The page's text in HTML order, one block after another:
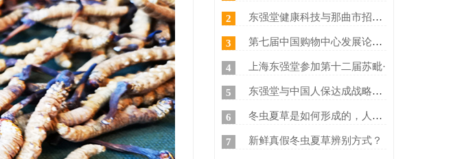
2 东强堂健康科技与那曲市招商局
3 第七届中国购物中心发展论坛在
4 上海东强堂参加第十二届苏毗·
5 东强堂与中国人保达成战略合作
6 冬虫夏草是如何形成的，人工养
7 新鲜真假冬虫夏草辨别方式？